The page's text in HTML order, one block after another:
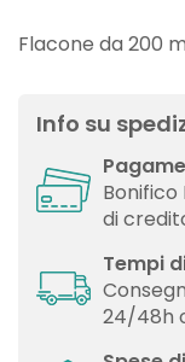
Flacone da 200
Info su
di
Tempi
24/48h